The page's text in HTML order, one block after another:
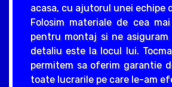
acasa, cu ajutorul unei echipe
Folosim materiale de cea
pentru montaj si ne asiguram
detaliu este la locul lui.
permitem sa oferim garantie
toate lucrarile pe care le-am